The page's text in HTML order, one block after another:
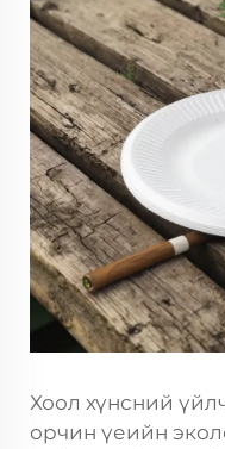
Хоол хүнсний
орчин үеийн